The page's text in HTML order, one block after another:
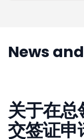
News
关于在
交签证申